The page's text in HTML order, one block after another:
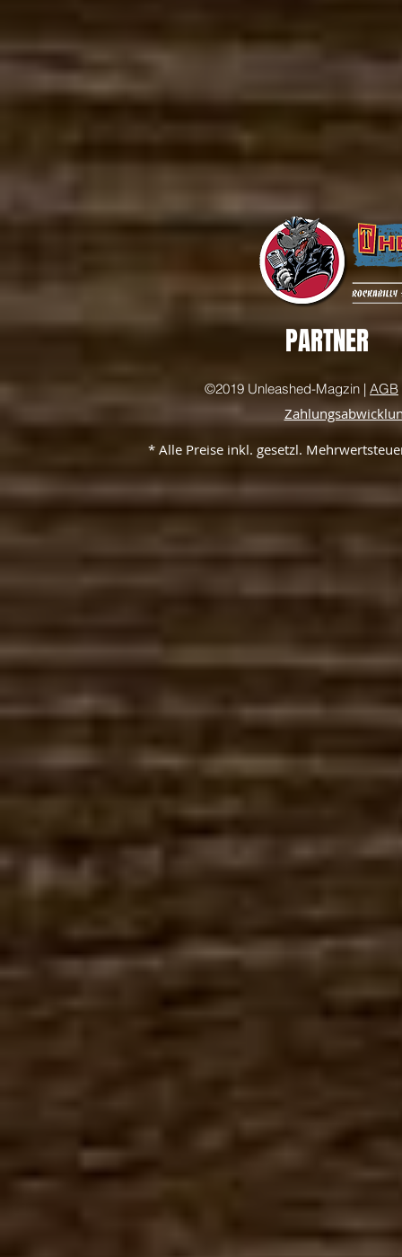
PARTNER
©2019 Unleashed-Magzin | AGB
* Alle Preise inkl. gesetzl.